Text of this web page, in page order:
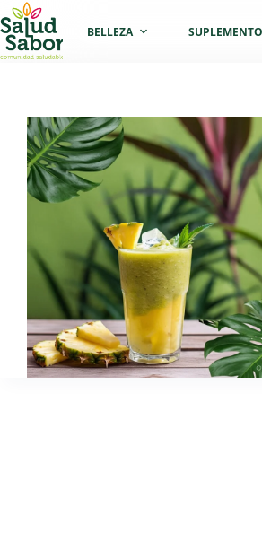
Saltar
al
contenido
BELLEZA